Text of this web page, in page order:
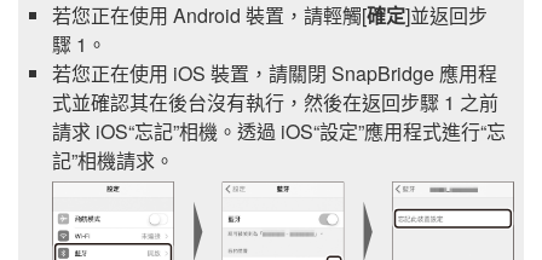
若您正在使用 Android 裝置，請輕觸[確定]並返回步
驟 1。
若您正在使用 iOS 裝置，請關閉 SnapBridge 應用程
式並確認其在後台沒有執行，然後在返回步驟 1 之前
請求 iOS“忘記”相機。透過 iOS“設定”應用程式進行“忘
記”相機請求。